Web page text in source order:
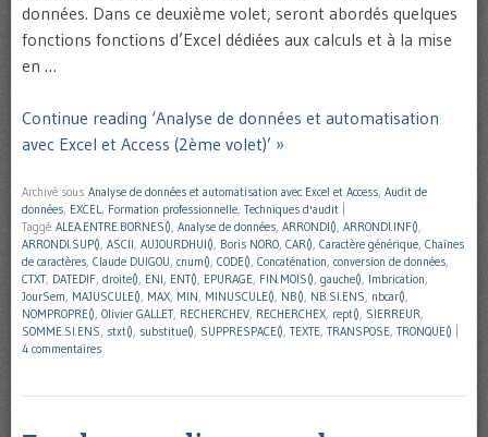
données. Dans ce deuxième volet, seront abordés quelques
fonctions fonctions d’Excel dédiées aux calculs et à la mise
en …
Continue reading ‘Analyse de données et automatisation
avec Excel et Access (2ème volet)’ »
Archivé sous Analyse de données et automatisation avec Excel et Access, Audit de
données, EXCEL, Formation professionnelle, Techniques d'audit
Taggé ALEA.ENTRE.BORNES(), Analyse de données, ARRONDI(), ARRONDI.INF(),
ARRONDI.SUP(), ASCII, AUJOURDHUI(), Boris NORO, CAR(), Caractère générique, Chaînes
de caractères, Claude DUIGOU, cnum(), CODE(), Concaténation, conversion de données,
CTXT, DATEDIF, droite(), ENI, ENT(), EPURAGE, FIN.MOIS(), gauche(), Imbrication,
JourSem, MAJUSCULE(), MAX, MIN, MINUSCULE(), NB(), NB.SI.ENS, nbcar(),
NOMPROPRE(), Olivier GALLET, RECHERCHEV, RECHERCHEX, rept(), SIERREUR,
SOMME.SI.ENS, stxt(), substitue(), SUPPRESPACE(), TEXTE, TRANSPOSE, TRONQUE()
4 commentaires